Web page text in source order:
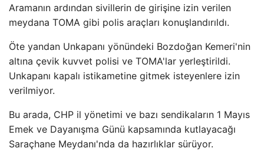
Aramanın ardından sivillerin de girişine izin verilen
meydana TOMA gibi polis araçları konuşlandırıldı.
Öte yandan Unkapanı yönündeki Bozdoğan Kemeri'nin
altına çevik kuvvet polisi ve TOMA'lar yerleştirildi.
Unkapanı kapalı istikametine gitmek isteyenlere izin
verilmiyor.
Bu arada, CHP il yönetimi ve bazı sendikaların 1 Mayıs
Emek ve Dayanışma Günü kapsamında kutlayacağı
Saraçhane Meydanı'nda da hazırlıklar sürüyor.